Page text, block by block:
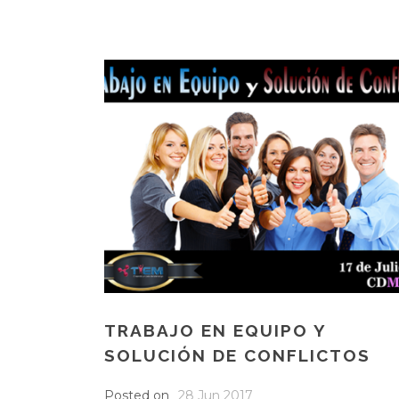
TRABAJO EN EQUIPO Y
SOLUCIÓN DE CONFLICTOS
Posted on 28 Jun 2017